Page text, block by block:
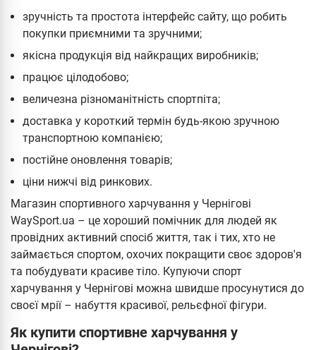
зручність та простота інтерфейс сайту, що робить
покупки приємними та зручними;
якісна продукція від найкращих виробників;
працює цілодобово;
величезна різноманітність спортпіта;
доставка у короткий термін будь-якою зручною
транспортною компанією;
постійне оновлення товарів;
ціни нижчі від ринкових.
Магазин спортивного харчування у Чернігові
WaySport.ua – це хороший помічник для людей як
провідних активний спосіб життя, так і тих, хто не
займається спортом, охочих покращити своє здоров'я
та побудувати красиве тіло. Купуючи спорт
харчування у Чернігові можна швидше просунутися до
своєї мрії – набуття красивої, рельєфної фігури.
Як купити спортивне харчування у